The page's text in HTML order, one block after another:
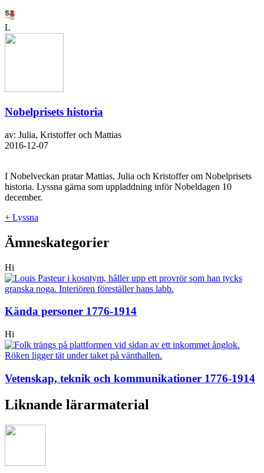
L
Nobelprisets historia
av: Julia, Kristoffer och Mattias
2016-12-07
I Nobelveckan pratar Mattias, Julia och Kristoffer om Nobelprisets
historia. Lyssna gärna som uppladdning inför Nobeldagen 10
december.
+ Lyssna
Ämneskategorier
Hi
Kända personer 1776-1914
Hi
Vetenskap, teknik och kommunikationer 1776-1914
Liknande lärarmaterial